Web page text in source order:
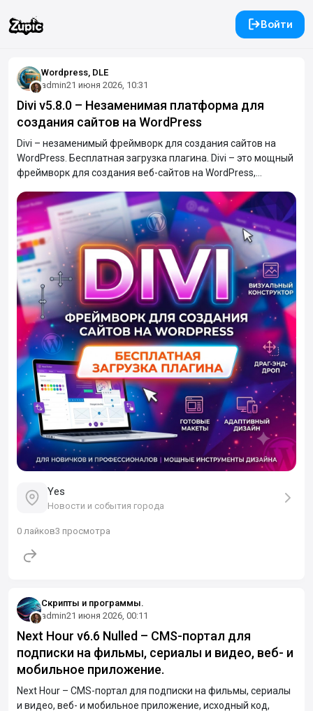
Войти
Wordpress, DLE
admin21 июня 2026, 10:31
Divi v5.8.0 – Незаменимая платформа для
создания сайтов на WordPress
Divi – незаменимый фреймворк для создания сайтов на
WordPress. Бесплатная загрузка плагина. Divi – это мощный
фреймворк для создания веб-сайтов на WordPress,
визуальный конструктор с функцией перетаскивания.
Разработанный как для новичков, так и для
профессионалов, Divi позволяет легко создавать
потрясающие адаптивные веб-сайты без
программирования, предлагая широкие возможности
настройки, готовые макеты и расширенные инструменты
дизайна
Yes
Новости и события города
0 лайков3 просмотра
Скрипты и программы.
admin21 июня 2026, 00:11
Next Hour v6.6 Nulled – CMS-портал для
подписки на фильмы, сериалы и видео, веб- и
мобильное приложение.
Next Hour – CMS-портал для подписки на фильмы, сериалы
и видео, веб- и мобильное приложение, исходный код,